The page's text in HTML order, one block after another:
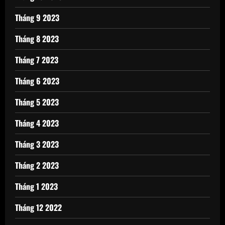
Tháng 9 2023
Tháng 8 2023
Tháng 7 2023
Tháng 6 2023
Tháng 5 2023
Tháng 4 2023
Tháng 3 2023
Tháng 2 2023
Tháng 1 2023
Tháng 12 2022